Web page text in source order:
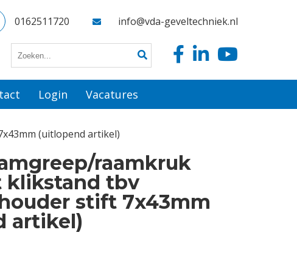
0162511720 info@vda-geveltechniek.nl
Login Vacatures
(uitlopend artikel)
raamkruk
klikstand tbv
stift 7x43mm
artikel)